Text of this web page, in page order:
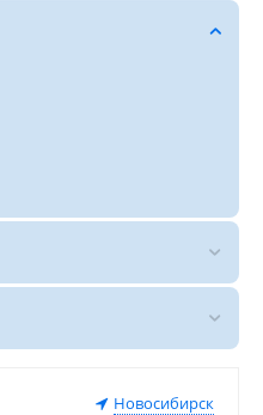
Новосибирск